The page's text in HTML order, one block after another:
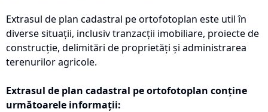
Extrasul de plan cadastral pe ortofotoplan este util în
diverse situații, inclusiv tranzacții imobiliare, proiecte de
construcție, delimitări de proprietăți și administrarea
terenurilor agricole.
Extrasul de plan cadastral pe ortofotoplan conține
următoarele informații: